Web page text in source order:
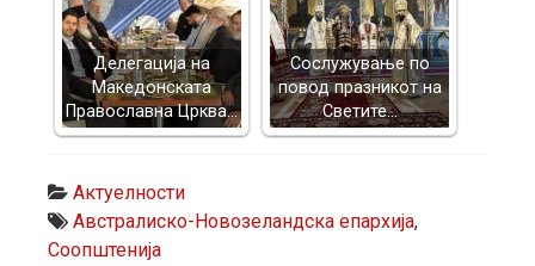
Делегација на
Македонската
Православна Црква…
Сослужување по
повод празникот на
Светите…
Актуелности
Австралиско-Новозеландска епархија,
Соопштенија